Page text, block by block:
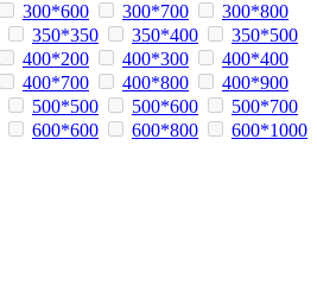
300*600 300*700
300*800
350*350 350*400
350*500
400*200 400*300
400*400
400*700 400*800
400*900
500*500 500*600
500*700
600*600 600*800
600*1000